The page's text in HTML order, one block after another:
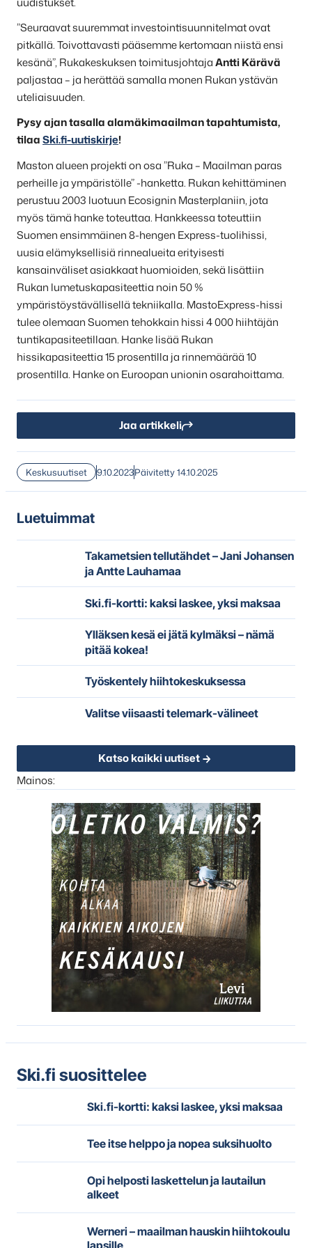
”Seuraavat suuremmat investointisuunnitelmat ovat
pitkällä. Toivottavasti pääsemme kertomaan niistä ensi
kesänä”, Rukakeskuksen toimitusjohtajaAntti Kärävä
paljastaa – ja herättää samalla monen Rukan ystävän
uteliaisuuden.
Pysy ajan tasalla alamäkimaailman tapahtumista,
tilaaSki.fi-uutiskirje!
Maston alueen projekti on osa ”Ruka – Maailman paras
perheille ja ympäristölle” -hanketta. Rukan kehittäminen
perustuu 2003 luotuun Ecosignin Masterplaniin, jota
myös tämä hanke toteuttaa. Hankkeessa toteuttiin
Suomen ensimmäinen 8-hengen Express-tuolihissi,
uusia elämyksellisiä rinnealueita erityisesti
kansainväliset asiakkaat huomioiden, sekä lisättiin
Rukan lumetuskapasiteettia noin 50 %
ympäristöystävällisellä tekniikalla. MastoExpress-hissi
tulee olemaan Suomen tehokkain hissi 4 000 hiihtäjän
tuntikapasiteetillaan. Hanke lisää Rukan
hissikapasiteettia 15 prosentilla ja rinnemäärää 10
prosentilla. Hanke on Euroopan unionin osarahoittama.
Jaa artikkeli
Keskusuutiset 9.10.2023Päivitetty 14.10.2025
Luetuimmat
Takametsien tellutähdet – Jani Johansen
ja Antte Lauhamaa
Ski.fi-kortti: kaksi laskee, yksi maksaa
Ylläksen kesä ei jätä kylmäksi – nämä
pitää kokea!
Työskentely hiihtokeskuksessa
Valitse viisaasti telemark-välineet
Katso kaikki uutiset
Mainos:
Ski.fi suosittelee
Ski.fi-kortti: kaksi laskee, yksi maksaa
Tee itse helppo ja nopea suksihuolto
Opi helposti laskettelun ja lautailun
alkeet
Werneri – maailman hauskin hiihtokoulu